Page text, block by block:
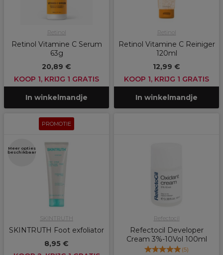
Retinol
Retinol Vitamine C Serum
63g
20,89 €
KOOP 1, KRIJG 1 GRATIS
In winkelmandje
Retinol
Retinol Vitamine C Reiniger
120ml
12,99 €
KOOP 1, KRIJG 1 GRATIS
In winkelmandje
PROMOTIE
Meer opties
beschikbaar
SKINTRUTH
SKINTRUTH Foot exfoliator
8,95 €
Refectocil
Refectocil Developer
Cream 3%-10Vol 100ml
(5)